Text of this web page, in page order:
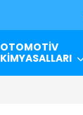
OTOMOTİV
KİMYASALLARI